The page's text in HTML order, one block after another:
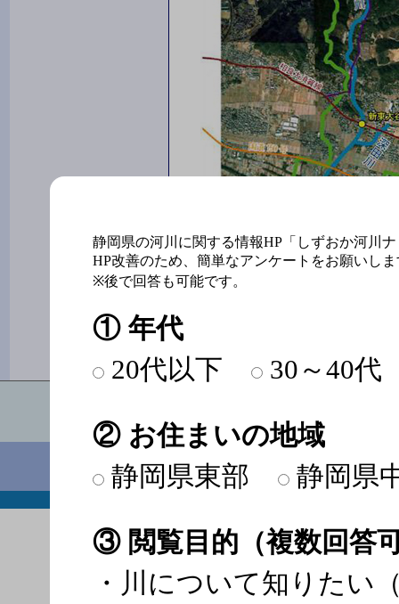
静岡県の河川に関する情報HP「しずおか河川
HP改善のため、簡単なアンケートをお願いしま
※後で回答も可能です。
① 年代
20代以下 30～40代
② お住まいの地域
静岡県東部 静岡県
③ 閲覧目的（複数回答
・川について知りたい
電話番号：054-221-3038
このサイトについて
著作権・免責事項
個